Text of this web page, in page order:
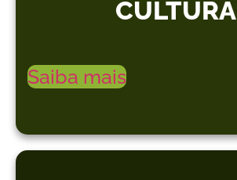
CULTURA
Saiba mais